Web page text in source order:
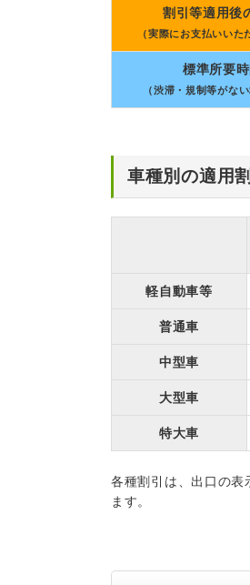
割引等適用後
（実際にお支払いいた
標準所要時
（渋滞・規制等がな
車種別の適用
軽自動車等
普通車
中型車
大型車
特大車
各種割引は、出口の表
ます。